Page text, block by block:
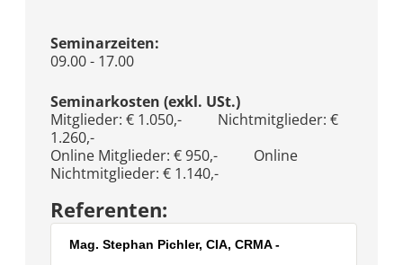
Seminarzeiten:
09.00 - 17.00
Seminarkosten (exkl. USt.)
Mitglieder: € 1.050,- Nichtmitglieder: €
1.260,-
Online Mitglieder: € 950,- Online
Nichtmitglieder: € 1.140,-
Referenten:
Mag. Stephan Pichler, CIA, CRMA -